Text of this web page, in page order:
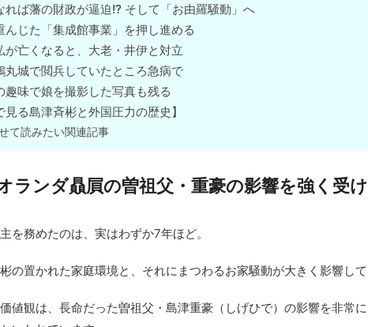
れば藩の財政が逼迫!? そして「お由羅騒動」へ
んじた「集成館事業」を押し進める
が亡くなると、大老・井伊と対立
丸城で閲兵していたところ急病で
趣味で娘を撮影した写真も残る
見る島津斉彬と外国圧力の歴史】
て読みたい関連記事
ランダ贔屓の曽祖父・重豪の影響を強く受け
を務めたのは、実はわずか7年ほど。
の置かれた家庭環境と、それにまつわるお家騒動が大きく影響して
値観は、長命だった曽祖父・島津重豪（しげひで）の影響を非常